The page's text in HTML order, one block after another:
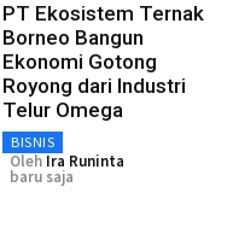
PT Ekosistem Ternak
Borneo Bangun
Ekonomi Gotong
Royong dari Industri
Telur Omega
BISNIS
Oleh Ira Runinta
baru saja